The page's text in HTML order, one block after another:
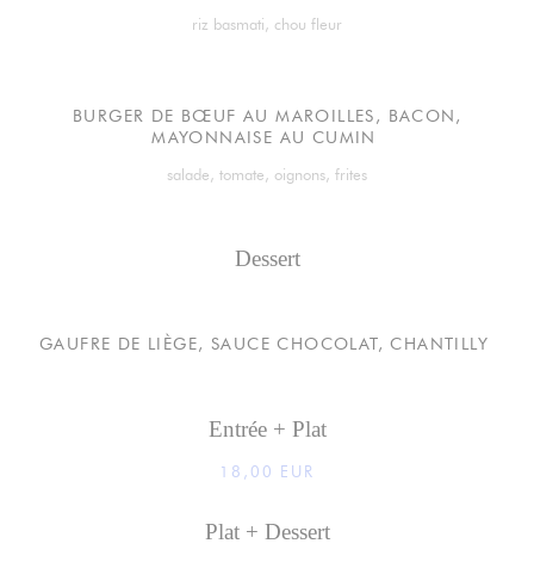
riz basmati, chou fleur
BURGER DE BŒUF AU MAROILLES, BACON,
MAYONNAISE AU CUMIN
salade, tomate, oignons, frites
Dessert
GAUFRE DE LIÈGE, SAUCE CHOCOLAT, CHANTILLY
Entrée + Plat
18,00 EUR
Plat + Dessert